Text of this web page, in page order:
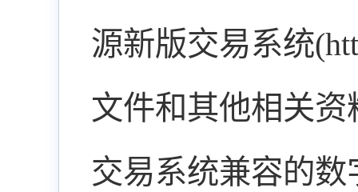
源新版交易系统
文件和其他相关
交易系统兼容的